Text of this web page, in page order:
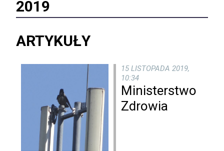
2019
ARTYKUŁY
15 LISTOPADA 2019,
10:34
Ministerstwo
Zdrowia